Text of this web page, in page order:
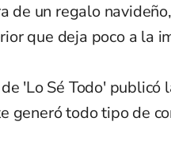
de un regalo
que deja poco a la
'Lo Sé Todo'
generó todo tipo de